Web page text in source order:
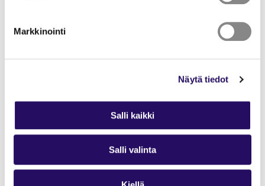
Markkinointi
Näytä tiedot
Salli kaikki
Salli valinta
01.04.2026